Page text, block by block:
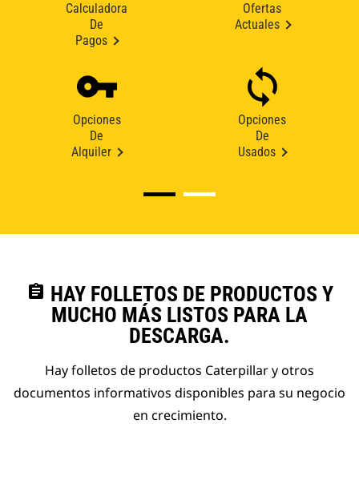
Calculadora
De
Pagos
Ofertas
Actuales
Opciones
De
Alquiler
Opciones
De
Usados
assignment HAY FOLLETOS DE PRODUCTOS Y
MUCHO MÁS LISTOS PARA LA
DESCARGA.
Hay folletos de productos Caterpillar y otros
documentos informativos disponibles para su negocio
en crecimiento.